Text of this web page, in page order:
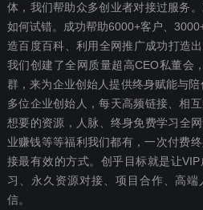
体，我们帮助众多创业者对接过服务
如何试错。成功帮助6000+客户、
造百度百科、利用全网推广成功打造
我们创建了全网质量超高CEO私董会
群，来为企业创始人提供终身赋能与
多位企业创始人，每天高频链接、相
想要‬的资源，人脉、终身免费学习全
业赚钱等等福利我们都‬有，一次付费
接最有效‬的方式。创乎目标就是让
习、永久资源对接、项目合作、高端
信。